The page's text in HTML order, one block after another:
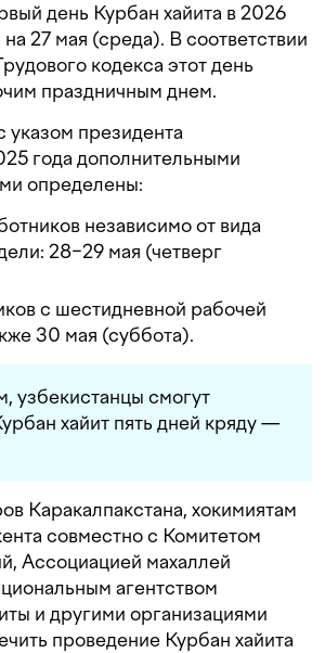
день Курбан хайита в 2026
на 27 мая (среда). В соответствии
кодекса этот день
праздничным днем.
указом президента
года дополнительными
определены:
независимо от вида
28−29 мая (четверг
с шестидневной рабочей
30 мая (суббота).
узбекистанцы смогут
хайит пять дней кряду —
Каракалпакстана, хокимиятам
совместно с Комитетом
Ассоциацией махаллей
агентством
и другими организациями
проведение Курбан хайита